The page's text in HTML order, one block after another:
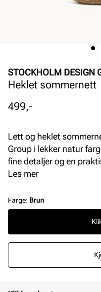
STOCKHOLM DESIGN
Heklet sommernett
Pris
499,-
Lett og heklet
Group i lekker natur
fine detaljer og en
Modellen har
følge til stranden, ferie,
33 cm B: 25 cm.
Les mer
Farge: Brun